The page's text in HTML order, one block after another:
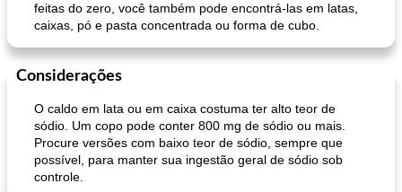
feitas do zero, você também pode encontrá-las em latas,
caixas, pó e pasta concentrada ou forma de cubo.
Considerações
O caldo em lata ou em caixa costuma ter alto teor de
sódio. Um copo pode conter 800 mg de sódio ou mais.
Procure versões com baixo teor de sódio, sempre que
possível, para manter sua ingestão geral de sódio sob
controle.